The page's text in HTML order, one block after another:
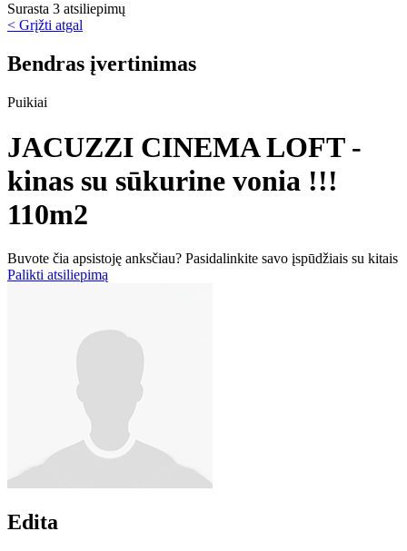
Surasta 3 atsiliepimų
< Grįžti atgal
Bendras įvertinimas
Puikiai
JACUZZI CINEMA LOFT -
kinas su sūkurine vonia !!!
110m2
Buvote čia apsistoję anksčiau? Pasidalinkite savo įspūdžiais su kitais
Palikti atsiliepimą
Edita